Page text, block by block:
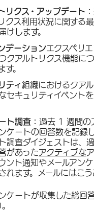
リクス・アップデート：
クス利用状況に関する
けします。
デーションエクスペリ
クアルトリクス機能に
す。
ティ組織におけるクア
セキュリティイベント
ト調査： 過去 1 週間の
ケートの回答数を記録
調査ダイジェストは、
があったアクティブな
ント通知やメールアン
れます。メールにはこう
ケートが収集した総回